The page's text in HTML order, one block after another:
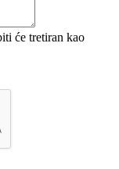
će tretiran kao